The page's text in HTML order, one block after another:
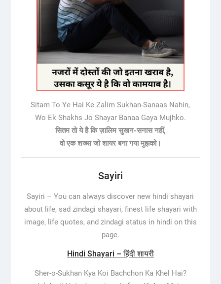
Sitam To Ye Hai Ke Zalim Sukhan-Sanaas Nahin,
Wo Ek Shakhs Jo Shayar Banaa Gaya Mujhko.
सितम तो ये है कि ज़ालिम सुखन-सनास नहीं,
वो एक शख्स जो शायर बना गया मुझको।
Sayiri
Sayiri –You can always discover new hindi shayari
about life, sad zindagi shayari, finest life shayari with
image, life quotes, and zindagi status in hindi on this
page.
Hindi Shayari – हिंदी शायरी
Sher-o-Sukhan Kya Koi Bachchon Ka Khel Hai?